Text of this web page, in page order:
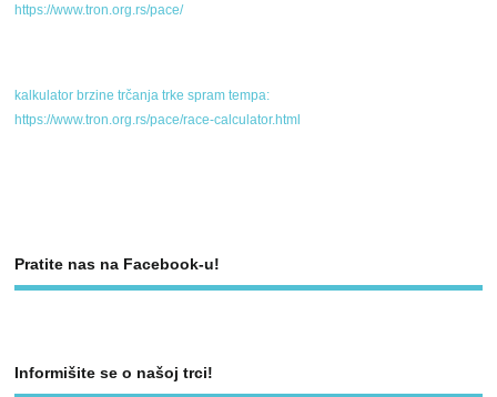
https://www.tron.org.rs/pace/
kalkulator brzine trčanja trke spram tempa:
https://www.tron.org.rs/pace/race-calculator.html
Pratite nas na Facebook-u!
Informišite se o našoj trci!